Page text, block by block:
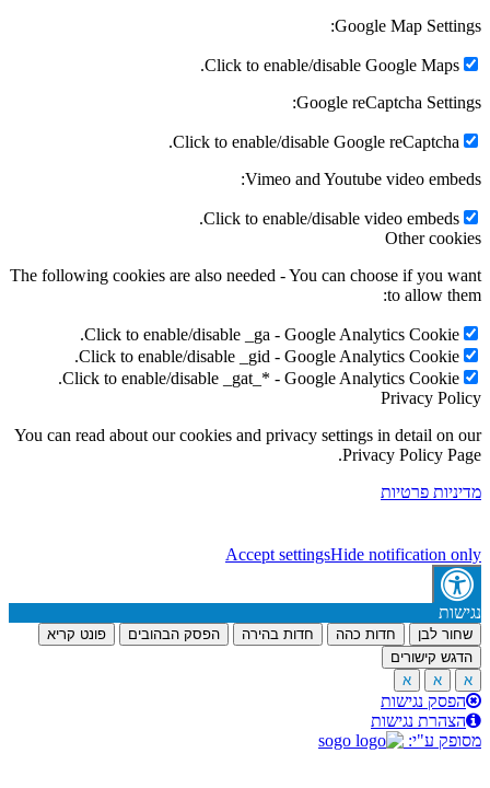
Google Map
Click to enable/disable Google
Google reCaptcha
Click to enable/disable Google
Vimeo and Youtube video
Click to enable/disable video
Other
The following cookies are also needed - You can choose if you
to allow
Click to enable/disable _ga - Google Analytics
Click to enable/disable _gid - Google Analytics
Click to enable/disable _gat_* - Google Analytics
Privacy
You can read about our cookies and privacy settings in detail
Privacy Policy
פרטיות
Accept settings Hide notification
לבן חדות כהה חדות בהירה הפסק הבהובים
פונט קריא
קישורים
א
א
נגישות
נגישות
ע"י: